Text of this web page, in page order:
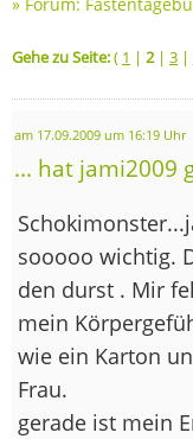
Gehe zu Seite:( 1 | 2| 3 |
am 17.09.2009 um 16:19 Uhr
... hat jami2009
sooooo wichtig.
den durst . Mir
mein
wie ein Karton
Frau.
gerade ist mein